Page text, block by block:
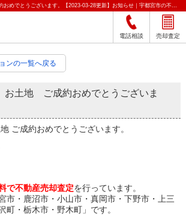
宇都宮市下栗町 お土地 ご成約おめでとうございます。【2023-03-28更新】お知らせ｜宇都宮市の不動産をクイック売却査定｜宇都宮不動産
電話相談 売却査定
ンの一覧へ戻る
土地 ご成約おめでとうございま
ご成約おめでとうございます。
で不動産売却査定を行っています。
市・鹿沼市・小山市・真岡市・下野市・上三
町・栃木市・野木町」です。